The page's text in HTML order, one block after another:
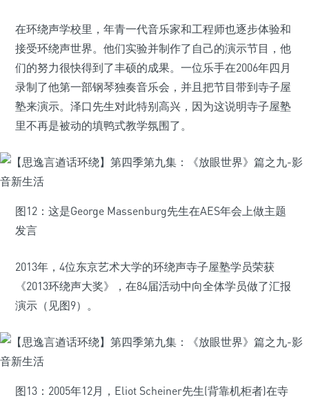
在环绕声学校里，年青一代音乐家和工程师也逐步体验和
接受环绕声世界。他们实验并制作了自己的演示节目，他
们的努力很快得到了丰硕的成果。一位乐手在2006年四月
录制了他第一部钢琴独奏音乐会，并且把节目带到寺子屋
塾来演示。泽口先生对此特别高兴，因为这说明寺子屋塾
里不再是被动的填鸭式教学氛围了。
图12：这是George Massenburg先生在AES年会上做主题
发言
2013年，4位东京艺术大学的环绕声寺子屋塾学员荣获
《2013环绕声大奖》，在84届活动中向全体学员做了汇报
演示（见图9）。
图13：2005年12月，Eliot Scheiner先生(背靠机柜者)在寺